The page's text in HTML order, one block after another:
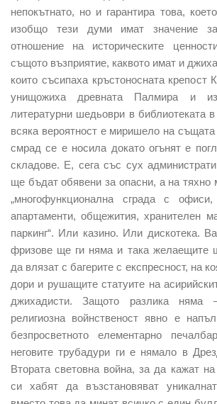
непокътнато, но и гарантира това,
изобщо тези думи имат значение
отношение на историческите
същото възприятие, каквото имат и
които съсипаха кръстоносната крепост
унищожиха древната Палмира и
литературни шедьоври в библиотеката
всяка вероятност е миришело на
смрад се е носила докато огънят е
складове. Е, сега със сух
ще бъдат обявени за опасни, а на тяхно
„многофункционална сграда с
апартаменти, общежития, хранителен
паркинг“. Или казино. Или дискотека.
фризове ще ги няма и така желаещите
да влязат с багерите с експресност, на
дори и рушащите статуите на
джихадисти. Защото разлика няма –
религиозна войнственост явно е
безпросветното елементарно
неговите трубадури ги е нямало в
Втората световна война, за да кажат
си хабят да възстановяват